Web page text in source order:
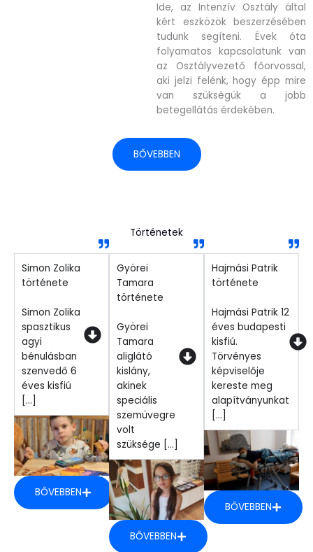
Ide, az Intenzív Osztály által
kért eszközök beszerzésében
tudunk segíteni. Évek óta
folyamatos kapcsolatunk van
az Osztályvezető főorvossal,
aki jelzi felénk, hogy épp mire
van szükségük a jobb
betegellátás érdekében.
BŐVEBBEN
Történetek
Simon Zolika
története
Simon Zolika
spasztikus
agyi
bénulásban
szenvedő 6
éves kisfiú
[...]
BŐVEBBEN
Györei
Tamara
története
Györei
Tamara
aliglátó
kislány,
akinek
speciális
szemüvegre
volt
szüksége [...]
BŐVEBBEN
Hajmási Patrik
története
Hajmási Patrik 12
éves budapesti
kisfiú.
Törvényes
képviselője
kereste meg
alapítványunkat
[...]
BŐVEBBEN